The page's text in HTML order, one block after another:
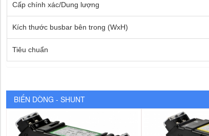
Cấp chính xác/Dung lượng
Kích thước busbar bên trong (WxH)
Tiêu chuẩn
BIẾN DÒNG - SHUNT